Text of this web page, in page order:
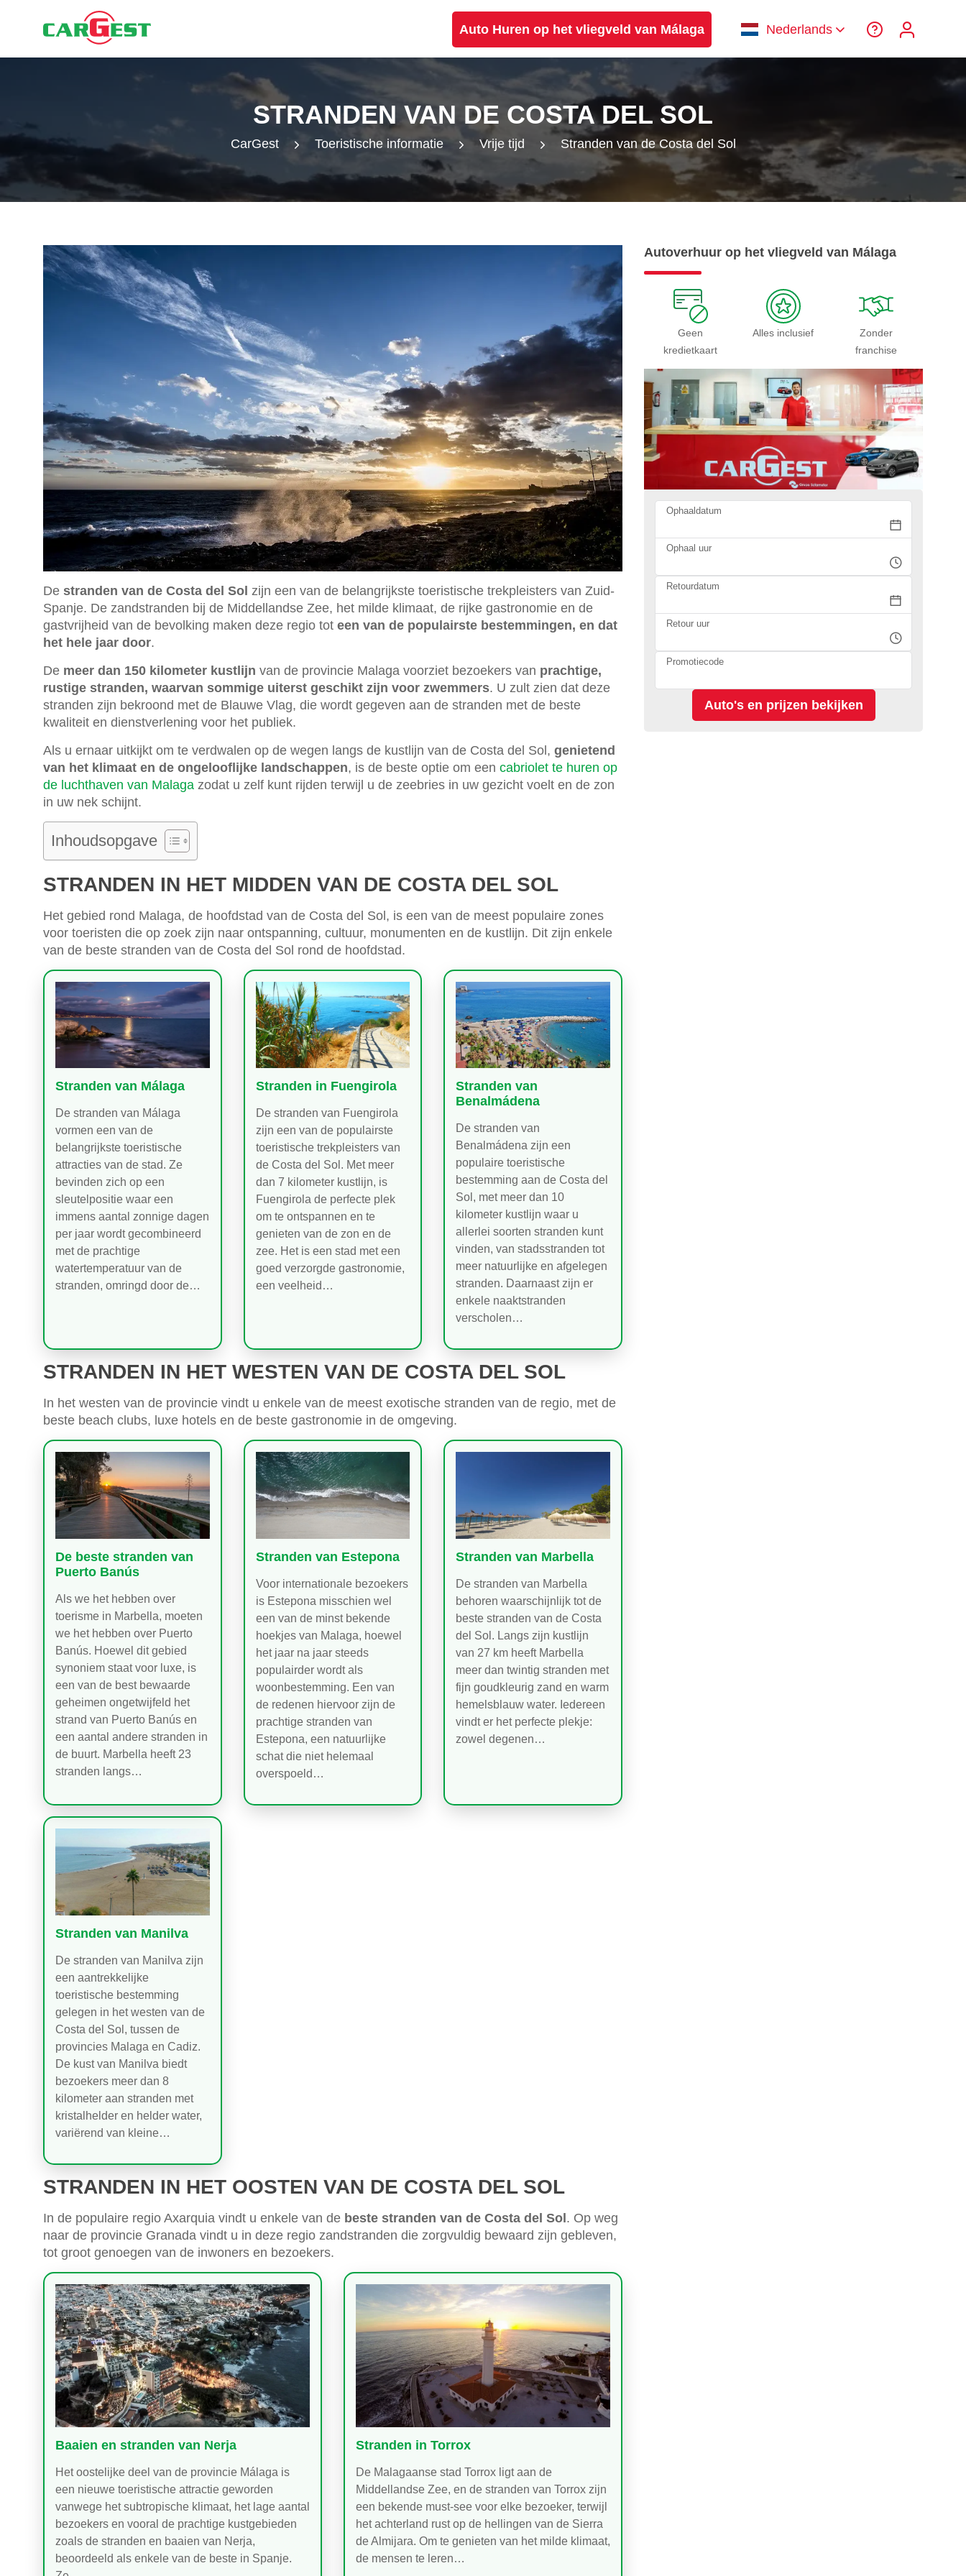
Auto Huren op het vliegveld van Málaga Nederlands
STRANDEN VAN DE COSTA DEL SOL
CarGest Toeristische informatie Vrije tijd Stranden van de Costa del Sol
De stranden van de Costa del Sol zijn een van de belangrijkste toeristische trekpleisters van Zuid-
Spanje. De zandstranden bij de Middellandse Zee, het milde klimaat, de rijke gastronomie en de
gastvrijheid van de bevolking maken deze regio tot een van de populairste bestemmingen, en dat
het hele jaar door.
De meer dan 150 kilometer kustlijn van de provincie Malaga voorziet bezoekers van prachtige,
rustige stranden, waarvan sommige uiterst geschikt zijn voor zwemmers. U zult zien dat deze
stranden zijn bekroond met de Blauwe Vlag, die wordt gegeven aan de stranden met de beste
kwaliteit en dienstverlening voor het publiek.
Als u ernaar uitkijkt om te verdwalen op de wegen langs de kustlijn van de Costa del Sol, genietend
van het klimaat en de ongelooflijke landschappen, is de beste optie om een cabriolet te huren op
de luchthaven van Malaga zodat u zelf kunt rijden terwijl u de zeebries in uw gezicht voelt en de zon
in uw nek schijnt.
Inhoudsopgave
STRANDEN IN HET MIDDEN VAN DE COSTA DEL SOL
Het gebied rond Malaga, de hoofdstad van de Costa del Sol, is een van de meest populaire zones
voor toeristen die op zoek zijn naar ontspanning, cultuur, monumenten en de kustlijn. Dit zijn enkele
van de beste stranden van de Costa del Sol rond de hoofdstad.
Stranden van Málaga
De stranden van Málaga
vormen een van de
belangrijkste toeristische
attracties van de stad. Ze
bevinden zich op een
sleutelpositie waar een
immens aantal zonnige dagen
per jaar wordt gecombineerd
met de prachtige
watertemperatuur van de
stranden, omringd door de…
Stranden in Fuengirola
De stranden van Fuengirola
zijn een van de populairste
toeristische trekpleisters van
de Costa del Sol. Met meer
dan 7 kilometer kustlijn, is
Fuengirola de perfecte plek
om te ontspannen en te
genieten van de zon en de
zee. Het is een stad met een
goed verzorgde gastronomie,
een veelheid…
Stranden van
Benalmádena
De stranden van
Benalmádena zijn een
populaire toeristische
bestemming aan de Costa del
Sol, met meer dan 10
kilometer kustlijn waar u
allerlei soorten stranden kunt
vinden, van stadsstranden tot
meer natuurlijke en afgelegen
stranden. Daarnaast zijn er
enkele naaktstranden
verscholen…
STRANDEN IN HET WESTEN VAN DE COSTA DEL SOL
In het westen van de provincie vindt u enkele van de meest exotische stranden van de regio, met de
beste beach clubs, luxe hotels en de beste gastronomie in de omgeving.
De beste stranden van
Puerto Banús
Als we het hebben over
toerisme in Marbella, moeten
we het hebben over Puerto
Banús. Hoewel dit gebied
synoniem staat voor luxe, is
een van de best bewaarde
geheimen ongetwijfeld het
strand van Puerto Banús en
een aantal andere stranden in
de buurt. Marbella heeft 23
stranden langs…
Stranden van Estepona
Voor internationale bezoekers
is Estepona misschien wel
een van de minst bekende
hoekjes van Malaga, hoewel
het jaar na jaar steeds
populairder wordt als
woonbestemming. Een van
de redenen hiervoor zijn de
prachtige stranden van
Estepona, een natuurlijke
schat die niet helemaal
overspoeld…
Stranden van Marbella
De stranden van Marbella
behoren waarschijnlijk tot de
beste stranden van de Costa
del Sol. Langs zijn kustlijn
van 27 km heeft Marbella
meer dan twintig stranden met
fijn goudkleurig zand en warm
hemelsblauw water. Iedereen
vindt er het perfecte plekje:
zowel degenen…
Stranden van Manilva
De stranden van Manilva zijn
een aantrekkelijke
toeristische bestemming
gelegen in het westen van de
Costa del Sol, tussen de
provincies Malaga en Cadiz.
De kust van Manilva biedt
bezoekers meer dan 8
kilometer aan stranden met
kristalhelder en helder water,
variërend van kleine…
STRANDEN IN HET OOSTEN VAN DE COSTA DEL SOL
In de populaire regio Axarquia vindt u enkele van de beste stranden van de Costa del Sol. Op weg
naar de provincie Granada vindt u in deze regio zandstranden die zorgvuldig bewaard zijn gebleven,
tot groot genoegen van de inwoners en bezoekers.
Baaien en stranden van Nerja
Het oostelijke deel van de provincie Málaga is
een nieuwe toeristische attractie geworden
vanwege het subtropische klimaat, het lage aantal
bezoekers en vooral de prachtige kustgebieden
zoals de stranden en baaien van Nerja,
beoordeeld als enkele van de beste in Spanje.
Stranden in Torrox
De Malagaanse stad Torrox ligt aan de
Middellandse Zee, en de stranden van Torrox zijn
een bekende must-see voor elke bezoeker, terwijl
het achterland rust op de hellingen van de Sierra
de Almijara. Om te genieten van het milde klimaat,
de mensen te leren…
Autoverhuur op het vliegveld van Málaga
Geen
kredietkaart
Alles inclusief
Zonder
franchise
Ophaaldatum
Ophaal uur
Retourdatum
Retour uur
Promotiecode